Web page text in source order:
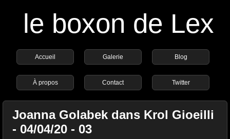
le boxon de Lex
Accueil Galerie Blog
À propos Contact Twitter
Joanna Golabek dans Krol Gioeilli
- 04/04/20 - 03